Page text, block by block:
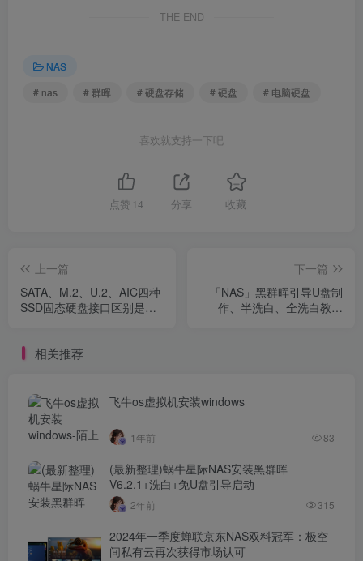
THE END
NAS
# nas
# 群晖 # 硬盘存储 # 硬盘 # 电脑硬盘
喜欢就支持一下吧
点赞 14 分享 收藏
上一篇
SATA、M.2、U.2、AIC四种
SSD固态硬盘接口区别是什
下一篇
「NAS」黑群晖引导U盘制
作、半洗白、全洗白教程
相关推荐
飞牛os虚拟机安装windows
1年前 83
(最新整理)蜗牛星际NAS安装黑群晖
V6.2.1+洗白+免U盘引导启动
2年前 315
2024年一季度蝉联京东NAS双料冠军：极空
间私有云再次获得市场认可